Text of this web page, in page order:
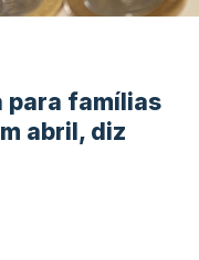
para famílias
abril, diz